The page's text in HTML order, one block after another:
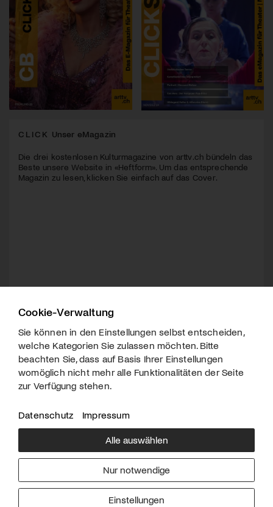
CLICK Unser eMagazin
Die drei kostenlosen Kulturmagazine von arttv.ch bündeln das
Beste unsere Website in «Heftform». Um das entsprechende
Magazin zu lesen, klicken Sie einfach auf das Cover.
Über uns
Downloads
Werben
Impressum
Cookie-Verwaltung
Sie können in den Einstellungen selbst entscheiden,
welche Kategorien Sie zulassen möchten. Bitte
beachten Sie, dass auf Basis Ihrer Einstellungen
womöglich nicht mehr alle Funktionalitäten der Seite
zur Verfügung stehen.
Datenschutz Impressum
Alle auswählen
Nur notwendige
Einstellungen